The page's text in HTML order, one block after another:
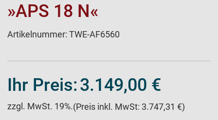
»APS 18 N«
Artikelnummer: TWE-AF6560
Ihr Preis:3.149,00 €
zzgl. MwSt. 19%.(Preis inkl. MwSt: 3.747,31 €)